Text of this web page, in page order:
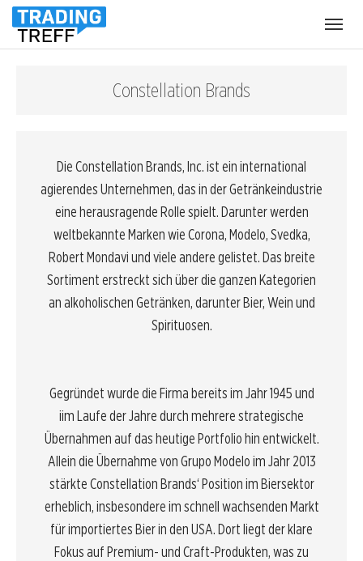
Constellation Brands
Die Constellation Brands, Inc. ist ein international
agierendes Unternehmen, das in der Getränkeindustrie
eine herausragende Rolle spielt. Darunter werden
weltbekannte Marken wie Corona, Modelo, Svedka,
Robert Mondavi und viele andere gelistet. Das breite
Sortiment erstreckt sich über die ganzen Kategorien
an alkoholischen Getränken, darunter Bier, Wein und
Spirituosen.
Gegründet wurde die Firma bereits im Jahr 1945 und
iim Laufe der Jahre durch mehrere strategische
Übernahmen auf das heutige Portfolio hin entwickelt.
Allein die Übernahme von Grupo Modelo im Jahr 2013
stärkte Constellation Brands‘ Position im Biersektor
erheblich, insbesondere im schnell wachsenden Markt
für importiertes Bier in den USA. Dort liegt der klare
Fokus auf Premium- und Craft-Produkten, was zu